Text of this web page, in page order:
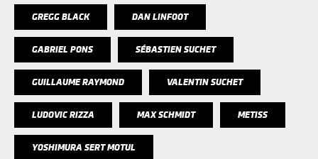
GREGG BLACK DAN LINFOOT
GABRIEL PONS SÉBASTIEN SUCHET
GUILLAUME RAYMOND VALENTIN SUCHET
LUDOVIC RIZZA MAX SCHMIDT METISS
YOSHIMURA SERT MOTUL